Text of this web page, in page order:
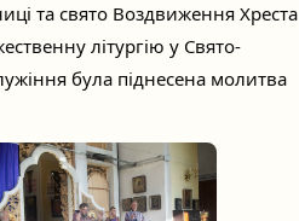
та свято Воздвиження Хреста
літургію у Свято-
була піднесена молитва